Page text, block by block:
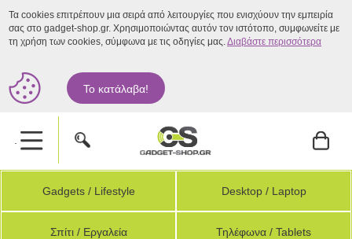
Τα cookies επιτρέπουν μια σειρά από λειτουργίες που ενισχύουν την εμπειρία
σας στο gadget-shop.gr. Χρησιμοποιώντας αυτόν τον ιστότοπο, συμφωνείτε με
τη χρήση των cookies, σύμφωνα με τις οδηγίες μας.Διαβάστε περισσότερα
Το κατάλαβα!
.
Gadgets / Lifestyle Desktop / Laptop
Σπίτι / Εργαλεία Τηλέφωνα / Tablets